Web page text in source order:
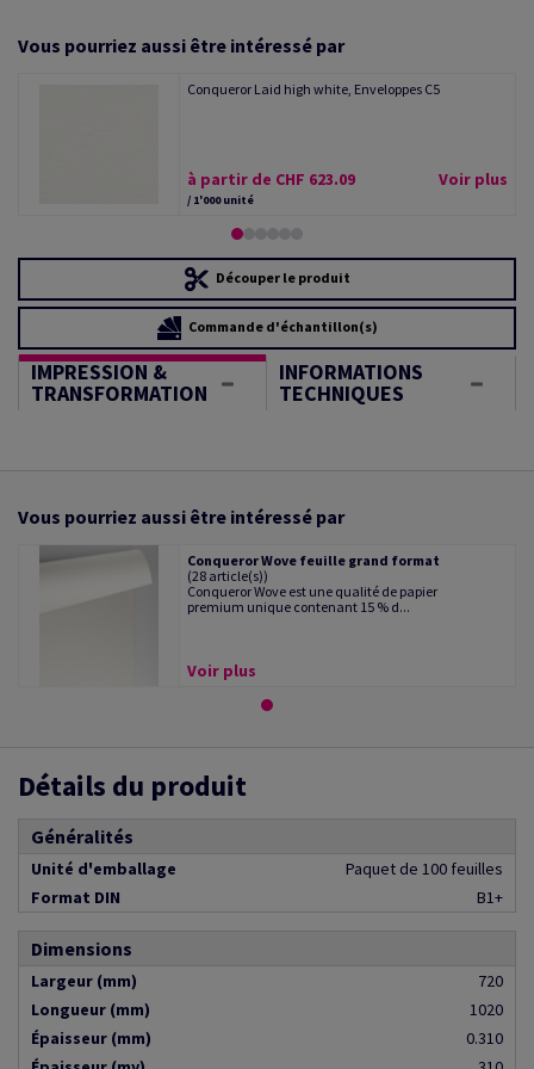
Vous pourriez aussi être intéressé par
Conqueror Laid high white, Enveloppes C5
à partir de CHF 623.09
/ 1'000 unité
Voir plus
Découper le produit
Commande d'échantillon(s)
IMPRESSION &
TRANSFORMATION
INFORMATIONS
TECHNIQUES
Vous pourriez aussi être intéressé par
Conqueror Wove feuille grand format
(28 article(s))
Conqueror Wove est une qualité de papier
premium unique contenant 15 % d...
Voir plus
Détails du produit
Généralités
Unité d'emballage
Paquet de 100 feuilles
Format DIN
B1+
Dimensions
Largeur (mm)
720
Longueur (mm)
1020
Épaisseur (mm)
0.310